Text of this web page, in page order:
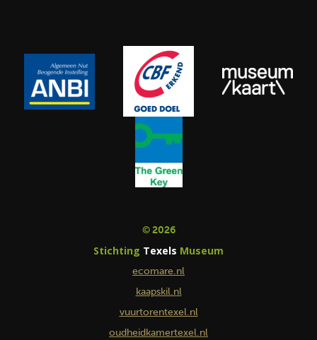
© 2026
Stichting Texels Museum
ecomare.nl
kaapskil.nl
vuurtorentexel.nl
oudheidkamertexel.nl